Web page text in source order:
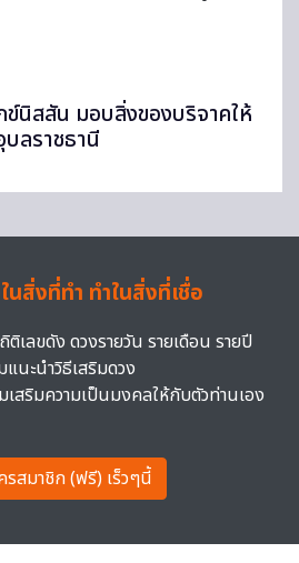
ข์นิสสัน มอบสิ่งของบริจาคให้
ลราชธานี
นสิ่งที่ทำ ทำในสิ่งที่เชื่อ
เลขดัง ดวงรายวัน รายเดือน รายปี
นะนำวิธีเสริมดวง
สริมความเป็นมงคลให้กับตัวท่านเอง
รสมาชิก (ฟรี) เร็วๆนี้